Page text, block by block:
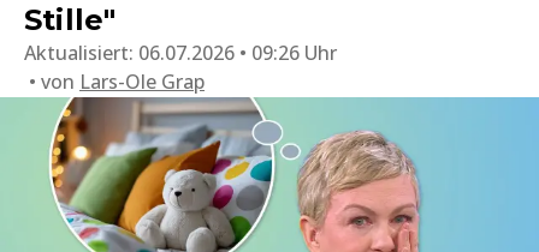
Stille"
Aktualisiert: 06.07.2026 • 09:26 Uhr
von Lars-Ole Grap